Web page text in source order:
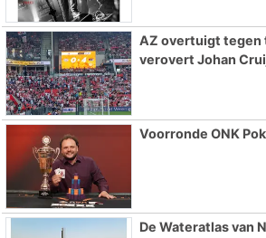
AZ overtuigt tegen
verovert Johan
Voorronde ONK
De Wateratlas van